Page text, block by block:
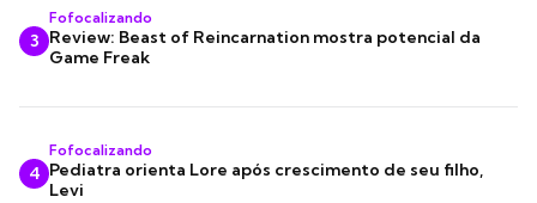
3
Fofocalizando
Review: Beast of Reincarnation mostra potencial da
Game Freak
4
Fofocalizando
Pediatra orienta Lore após crescimento de seu filho,
Levi